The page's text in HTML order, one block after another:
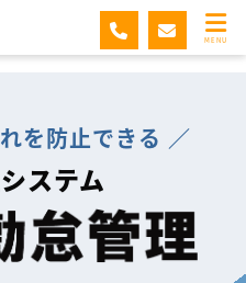
MENU
を防止できる ／
ステム